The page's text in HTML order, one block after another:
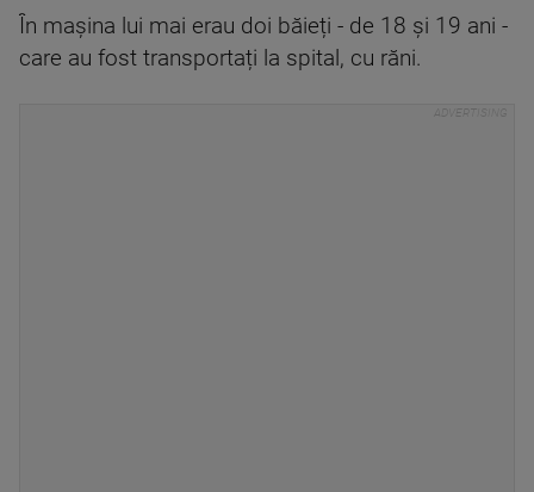
În mașina lui mai erau doi băieți - de 18 și 19 ani -
care au fost transportați la spital, cu răni.